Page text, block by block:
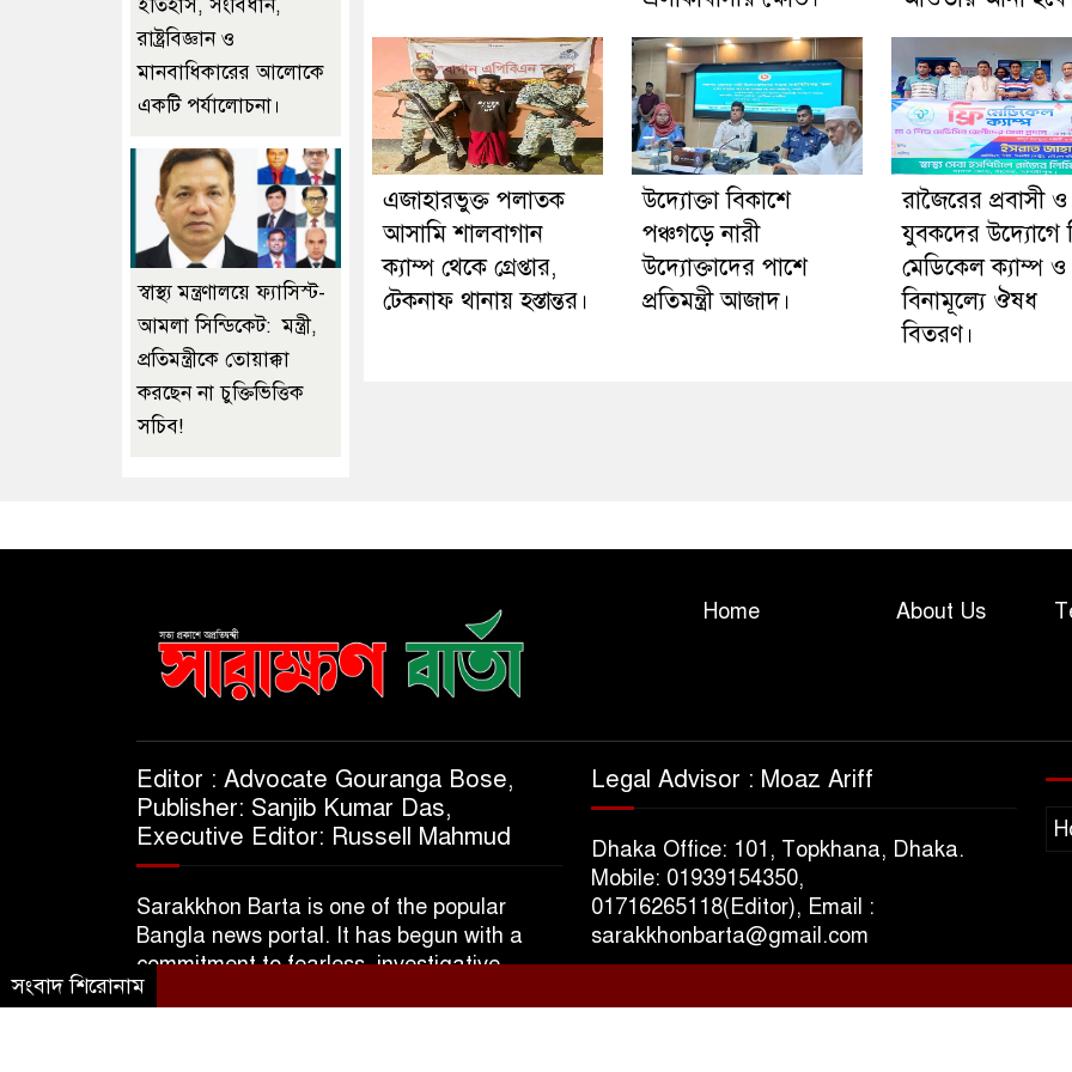
এজাহারভুক্ত পলাতক
আসামি শালবাগান
ক্যাম্প থেকে গ্রেপ্তার,
টেকনাফ থানায় হস্তান্তর।
উদ্যোক্তা বিকাশে
পঞ্চগড়ে নারী
উদ্যোক্তাদের পাশে
প্রতিমন্ত্রী আজাদ।
রাজৈরের‌ প্রবাসী ও
যুবকদের উদ্যোগে
মেডিকেল ক্যাম্প ও
বিনামূল্যে ঔষধ
বিতরণ।
ইতিহাস, সংবিধান,
রাষ্ট্রবিজ্ঞান ও
মানবাধিকারের আলোকে
একটি পর্যালোচনা।
স্বাস্থ্য মন্ত্রণালয়ে ফ্যাসিস্ট-
আমলা সিন্ডিকেট: মন্ত্রী,
প্রতিমন্ত্রীকে তোয়াক্কা
করছেন না চুক্তিভিত্তিক
সচিব!
Home About Us
Editor : Advocate Gouranga Bose,
Publisher: Sanjib Kumar Das,
Executive Editor: Russell Mahmud
Sarakkhon Barta is one of the popular
Bangla news portal. It has begun with a
commitment to fearless, investigative,
informative & independent journalism.
Legal Advisor : Moaz Ariff
Dhaka Office: 101, Topkhana, Dhaka.
Mobile: 01939154350,
01716265118(Editor), Email :
sarakkhonbarta@gmail.com
সংবাদ শিরোনাম